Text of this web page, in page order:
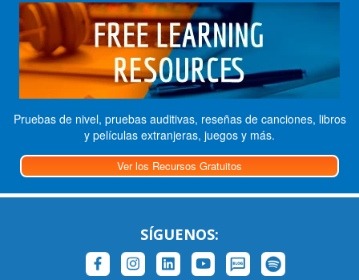
Pruebas de nivel, pruebas auditivas, reseñas de canciones, libros
y películas extranjeras, juegos y más.
Ver los Recursos Gratuitos
SÍGUENOS: